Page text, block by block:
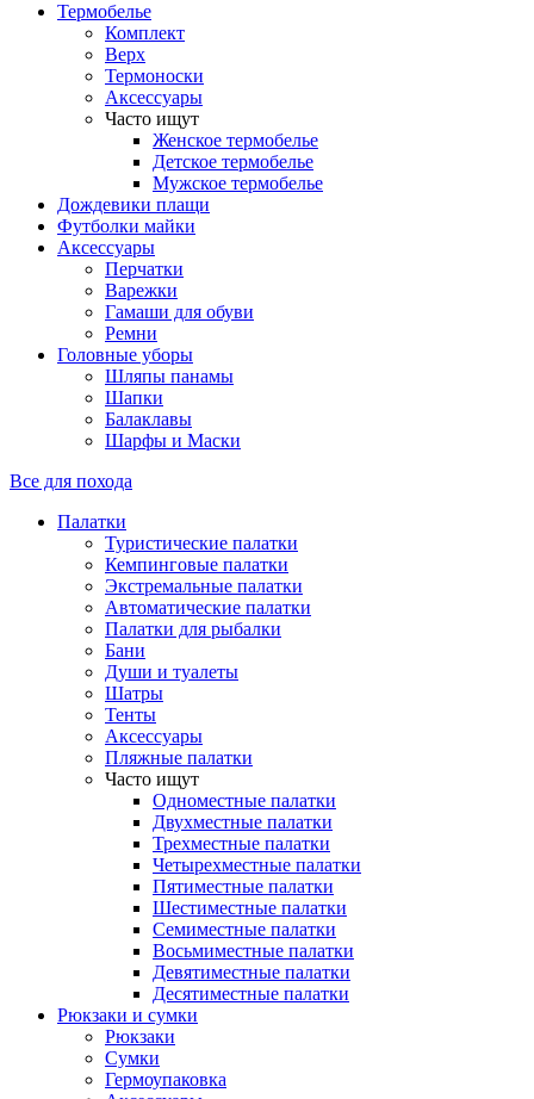
Термобелье
Комплект
Верх
Термоноски
Аксессуары
Часто ищут
Женское термобелье
Детское термобелье
Мужское термобелье
Дождевики плащи
Футболки майки
Аксессуары
Перчатки
Варежки
Гамаши для обуви
Ремни
Головные уборы
Шляпы панамы
Шапки
Балаклавы
Шарфы и Маски
Все для похода
Палатки
Туристические палатки
Кемпинговые палатки
Экстремальные палатки
Автоматические палатки
Палатки для рыбалки
Бани
Души и туалеты
Шатры
Тенты
Аксессуары
Пляжные палатки
Часто ищут
Одноместные палатки
Двухместные палатки
Трехместные палатки
Четырехместные палатки
Пятиместные палатки
Шестиместные палатки
Семиместные палатки
Восьмиместные палатки
Девятиместные палатки
Десятиместные палатки
Рюкзаки и сумки
Рюкзаки
Сумки
Гермоупаковка